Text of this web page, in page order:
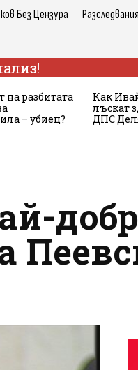
Без Цензура Разследвания
на разбитата
– убиец?
Как
лъскат
ДПС